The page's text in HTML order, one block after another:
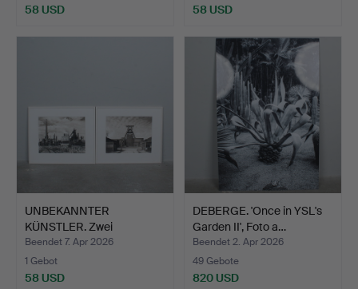
58 USD 58 USD
UNBEKANNTER
KÜNSTLER. Zwei
Fotografien, ''…
Beendet 7. Apr 2026
1 Gebot
58 USD
DEBERGE. 'Once in YSL's
Garden II', Foto a…
Beendet 2. Apr 2026
49 Gebote
820 USD